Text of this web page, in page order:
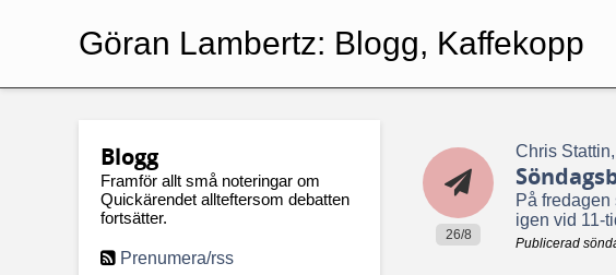
Blogg
Framför allt små noteringar om
Quickärendet allteftersom debatten
fortsätter.
Prenumera/rss
26/8
Chris
På
igen vid 11-
Publicerad
Göran Lambertz: Blogg, Kaffekopp